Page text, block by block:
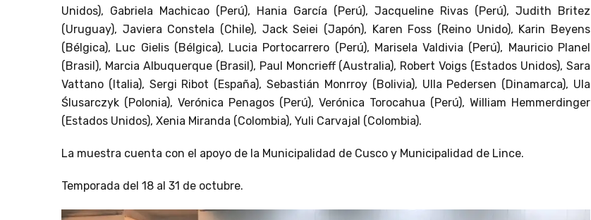
Unidos), Gabriela Machicao (Perú), Hania García (Perú), Jacqueline Rivas (Perú), Judith Britez
(Uruguay), Javiera Constela (Chile), Jack Seiei (Japón), Karen Foss (Reino Unido), Karin Beyens
(Bélgica), Luc Gielis (Bélgica), Lucia Portocarrero (Perú), Marisela Valdivia (Perú), Mauricio Planel
(Brasil), Marcia Albuquerque (Brasil), Paul Moncrieff (Australia), Robert Voigs (Estados Unidos), Sara
Vattano (Italia), Sergi Ribot (España), Sebastián Monrroy (Bolivia), Ulla Pedersen (Dinamarca), Ula
Ślusarczyk (Polonia), Verónica Penagos (Perú), Verónica Torocahua (Perú), William Hemmerdinger
(Estados Unidos), Xenia Miranda (Colombia), Yuli Carvajal (Colombia).
La muestra cuenta con el apoyo de la Municipalidad de Cusco y Municipalidad de Lince.
Temporada del 18 al 31 de octubre.